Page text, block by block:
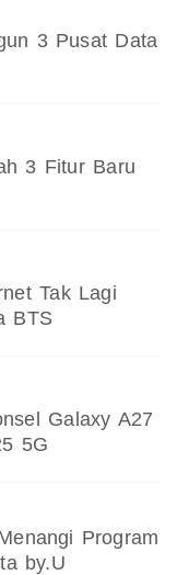
3 Pusat Data
3 Fitur Baru
Tak Lagi
BTS
Galaxy A27
5G
Program
by.U